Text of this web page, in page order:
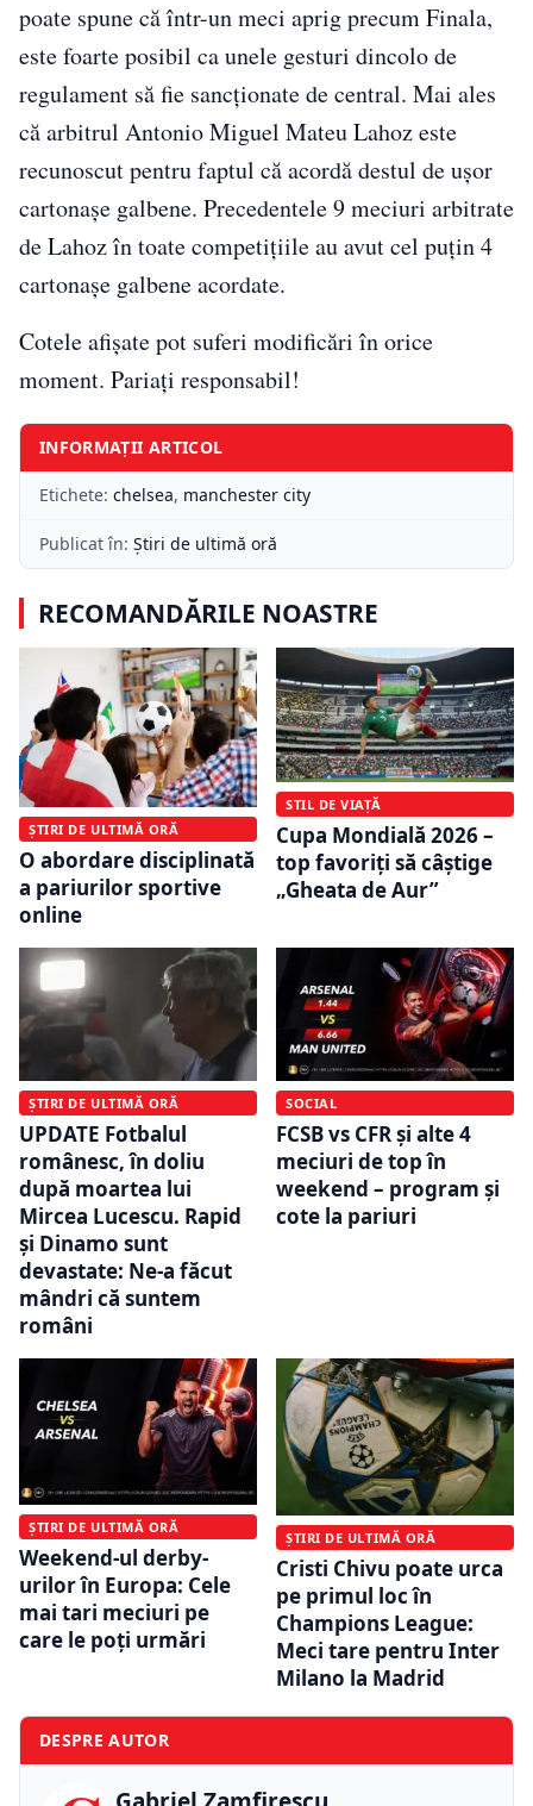
poate spune că într-un meci aprig precum Finala,
este foarte posibil ca unele gesturi dincolo de
regulament să fie sancționate de central. Mai ales
că arbitrul Antonio Miguel Mateu Lahoz este
recunoscut pentru faptul că acordă destul de ușor
cartonașe galbene. Precedentele 9 meciuri arbitrate
de Lahoz în toate competițiile au avut cel puțin 4
cartonașe galbene acordate.
Cotele afișate pot suferi modificări în orice
moment. Pariați responsabil!
INFORMAȚII ARTICOL
Etichete: chelsea, manchester city
Publicat în: Știri de ultimă oră
RECOMANDĂRILE NOASTRE
ȘTIRI DE ULTIMĂ ORĂ
O abordare disciplinată
a pariurilor sportive
online
STIL DE VIAȚĂ
Cupa Mondială 2026 –
top favoriți să câștige
„Gheata de Aur”
ȘTIRI DE ULTIMĂ ORĂ
UPDATE Fotbalul
românesc, în doliu
după moartea lui
Mircea Lucescu. Rapid
și Dinamo sunt
devastate: Ne-a făcut
mândri că suntem
români
SOCIAL
FCSB vs CFR și alte 4
meciuri de top în
weekend – program și
cote la pariuri
ȘTIRI DE ULTIMĂ ORĂ
Weekend-ul derby-
urilor în Europa: Cele
mai tari meciuri pe
care le poți urmări
ȘTIRI DE ULTIMĂ ORĂ
Cristi Chivu poate urca
pe primul loc în
Champions League:
Meci tare pentru Inter
Milano la Madrid
DESPRE AUTOR